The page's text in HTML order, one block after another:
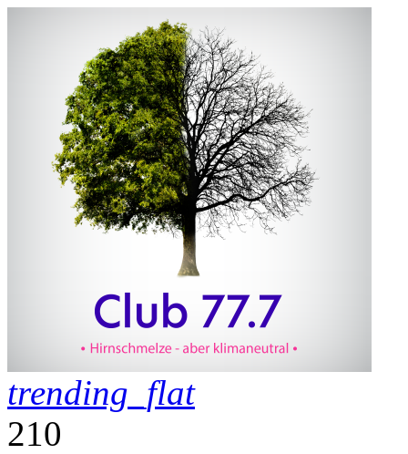
trending_flat
210